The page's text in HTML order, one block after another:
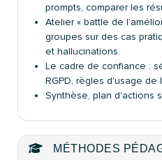
prompts, comparer les
Atelier « battle de
groupes sur des cas
et hallucinations.
Le cadre de confiance :
RGPD, règles d'usage de
Synthèse, plan d'actions
MÉTHODES